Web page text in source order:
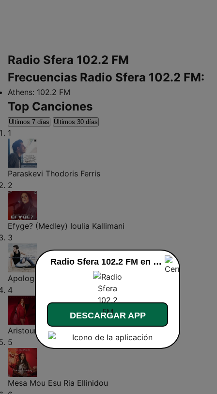
Radio Sfera 102.2 FM
Frecuencias Radio Sfera 102.2 FM:
Athens: 102.2 FM
Top Canciones
Últimos 7 días Últimos 30 días
1
Paraskevi Thodoris Ferris
2
Efyge? (Medley) Ioulia Kallimani
3
Apologisou
Konstantinos Argiros
4
Aristourgima
5
Mesa Mou Esu Ria Ellinidou
Radio Sfera 102.2 FM en vivo
DESCARGAR APP